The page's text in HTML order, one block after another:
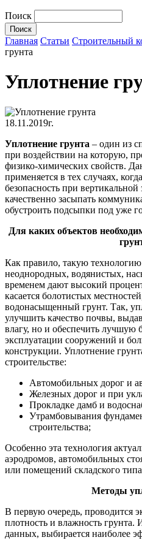
Поиск
Главная Статьи Строительный
грунта
Уплотнение
18.11.2019г.
Уплотнение грунта – один из
при воздействии на которую,
физико-химических свойств.
применяется в тех случаях,
безопасность при
качественно засыпать
обустроить подсыпки под уже
Для каких объектов
Как правило, такую
неоднородных, водянистых,
временем дают высокий
касается болотистых
водонасыщенный грунт. Так,
улучшить качество почвы,
влагу, но и обеспечить лучшую
эксплуатации сооружений и
конструкции. Уплотнение
строительстве:
Автомобильных дорог и
Железных дорог и при
Прокладке дамб и
Утрамбовывания
строительства;
Особенно эта технология
аэродромов, автомобильных
или помещений складского
Методы
В первую очередь, проводится
плотность и влажность грунта.
данных, выбирается наиболее